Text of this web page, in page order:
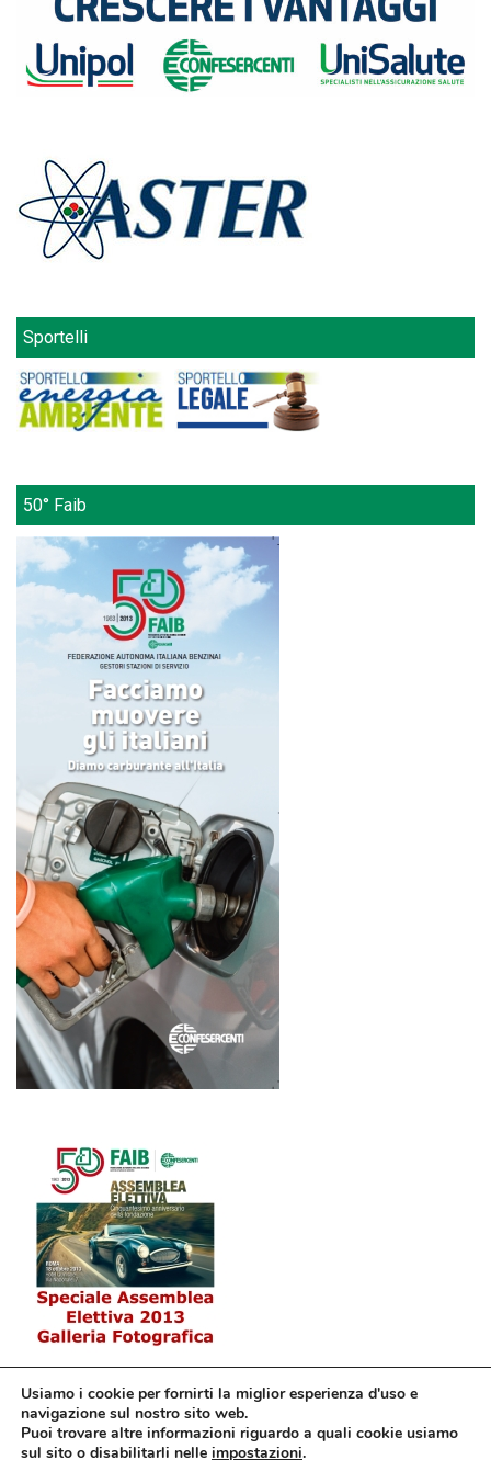
Sportelli
50° Faib
Usiamo i cookie per fornirti la miglior esperienza d'uso e
navigazione sul nostro sito web.
Puoi trovare altre informazioni riguardo a quali cookie usiamo
sul sito o disabilitarli nelle impostazioni.